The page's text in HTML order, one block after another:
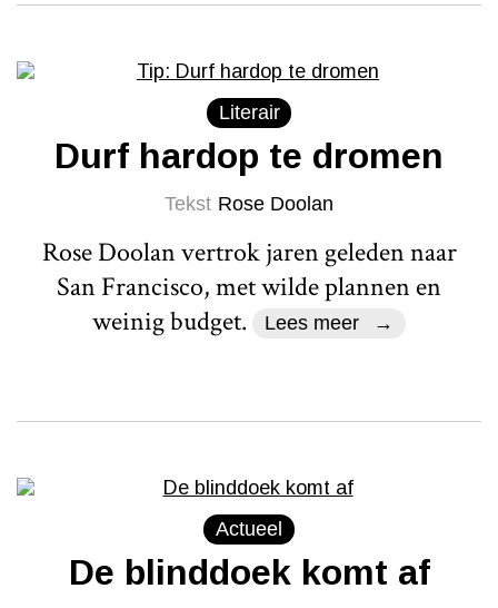
Literair
Durf hardop te dromen
Tekst Rose Doolan
Rose Doolan vertrok jaren geleden naar
San Francisco, met wilde plannen en
weinig budget.
Lees meer
Actueel
De blinddoek komt af